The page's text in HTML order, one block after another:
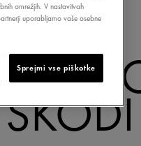
omrežjih. V nastavitvah
uporabljamo vaše osebne
Sprejmi vse piškotke